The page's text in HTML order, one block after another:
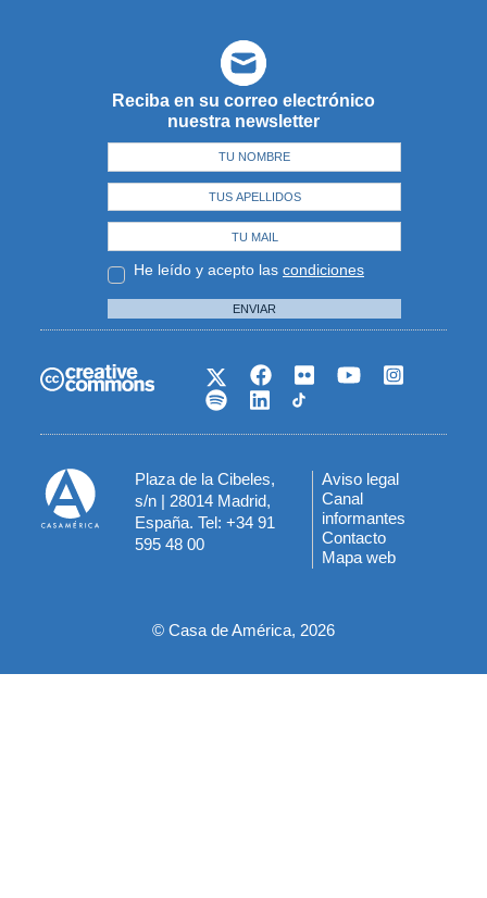
Reciba en su correo electrónico
nuestra newsletter
He leído y acepto las condiciones
ENVIAR
Plaza de la Cibeles,
s/n | 28014 Madrid,
España. Tel: +34 91
595 48 00
Menú
del
pie
Aviso legal
Canal
informantes
Contacto
Mapa web
© Casa de América, 2026